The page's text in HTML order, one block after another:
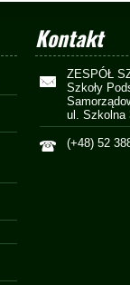
Kontakt
ZESPÓŁ
Szkoły
ul. Szkolna
(+48) 52